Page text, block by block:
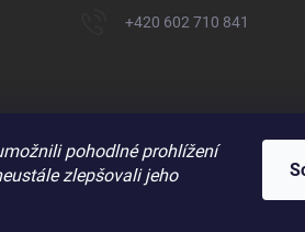
pohodlné prohlížení
zlepšovali jeho
+420 602 710 841